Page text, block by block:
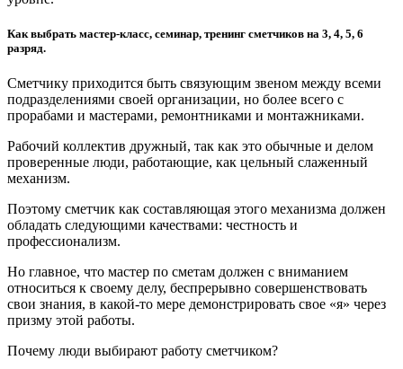
Как выбрать мастер-класс, семинар, тренинг сметчиков на 3, 4, 5, 6
разряд.
Сметчику приходится быть связующим звеном между всеми
подразделениями своей организации, но более всего с
прорабами и мастерами, ремонтниками и монтажниками.
Рабочий коллектив дружный, так как это обычные и делом
проверенные люди, работающие, как цельный слаженный
механизм.
Поэтому сметчик как составляющая этого механизма должен
обладать следующими качествами: честность и
профессионализм.
Но главное, что мастер по сметам должен с вниманием
относиться к своему делу, беспрерывно совершенствовать
свои знания, в какой-то мере демонстрировать свое «я» через
призму этой работы.
Почему люди выбирают работу сметчиком?